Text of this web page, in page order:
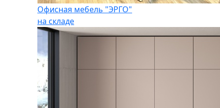
Офисная мебель "ЭРГО"
на складе